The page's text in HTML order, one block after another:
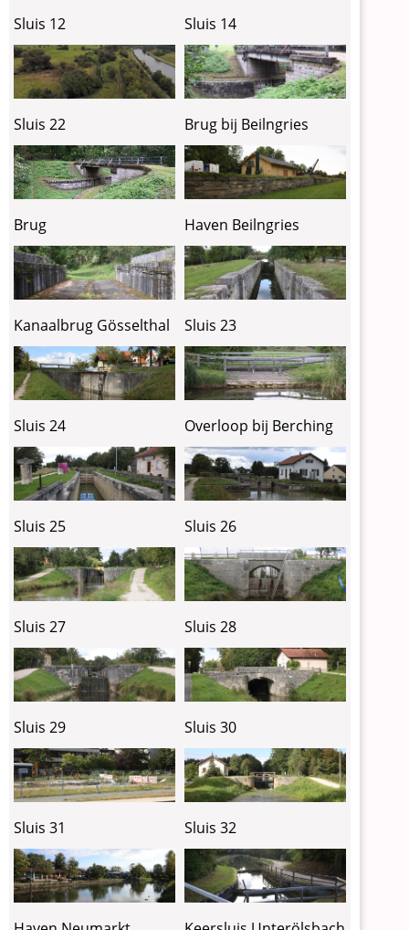
Sluis 12 Sluis 14
Sluis 22 Brug bij Beilngries
Brug Haven Beilngries
Kanaalbrug Gösselthal Sluis 23
Sluis 24 Overloop bij Berching
Sluis 25 Sluis 26
Sluis 27 Sluis 28
Sluis 29 Sluis 30
Sluis 31 Sluis 32